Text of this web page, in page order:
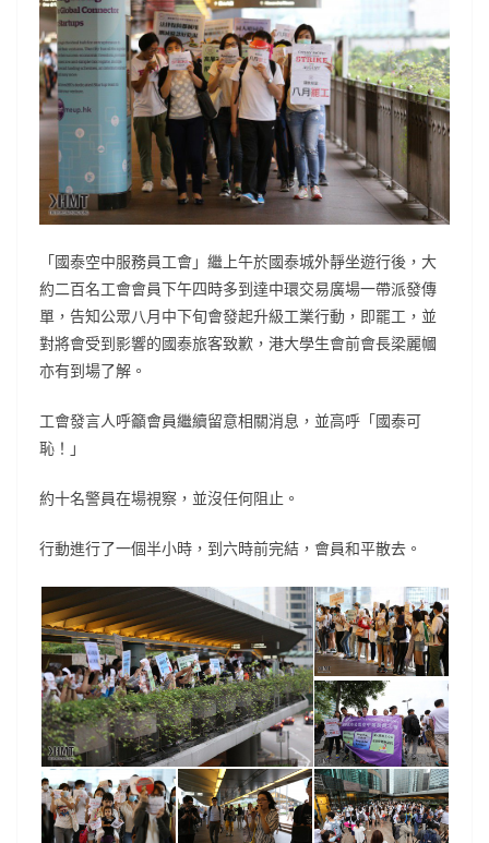
「國泰空中服務員工會」繼上午於國泰城外靜坐遊行後，大
約二百名工會會員下午四時多到達中環交易廣場一帶派發傳
單，告知公眾八月中下旬會發起升級工業行動，即罷工，並
對將會受到影響的國泰旅客致歉，港大學生會前會長梁麗幗
亦有到場了解。
工會發言人呼籲會員繼續留意相關消息，並高呼「國泰可
恥！」
約十名警員在場視察，並沒任何阻止。
行動進行了一個半小時，到六時前完結，會員和平散去。